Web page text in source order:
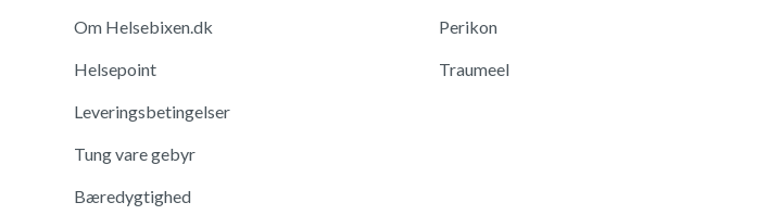
Om Helsebixen.dk
Helsepoint
Leveringsbetingelser
Tung vare gebyr
Bæredygtighed
Perikon
Traumeel